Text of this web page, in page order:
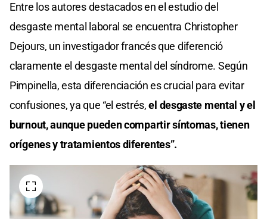
Entre los autores destacados en el estudio del
desgaste mental laboral se encuentra Christopher
Dejours, un investigador francés que diferenció
claramente el desgaste mental del síndrome. Según
Pimpinella, esta diferenciación es crucial para evitar
confusiones, ya que “el estrés,el desgaste mental y el
burnout, aunque pueden compartir síntomas, tienen
orígenes y tratamientos diferentes”.